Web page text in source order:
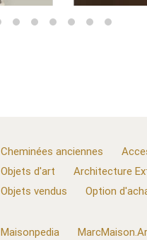
Cheminées anciennes
Objets d'art
Architecture
Objets vendus
Option
Maisonpedia